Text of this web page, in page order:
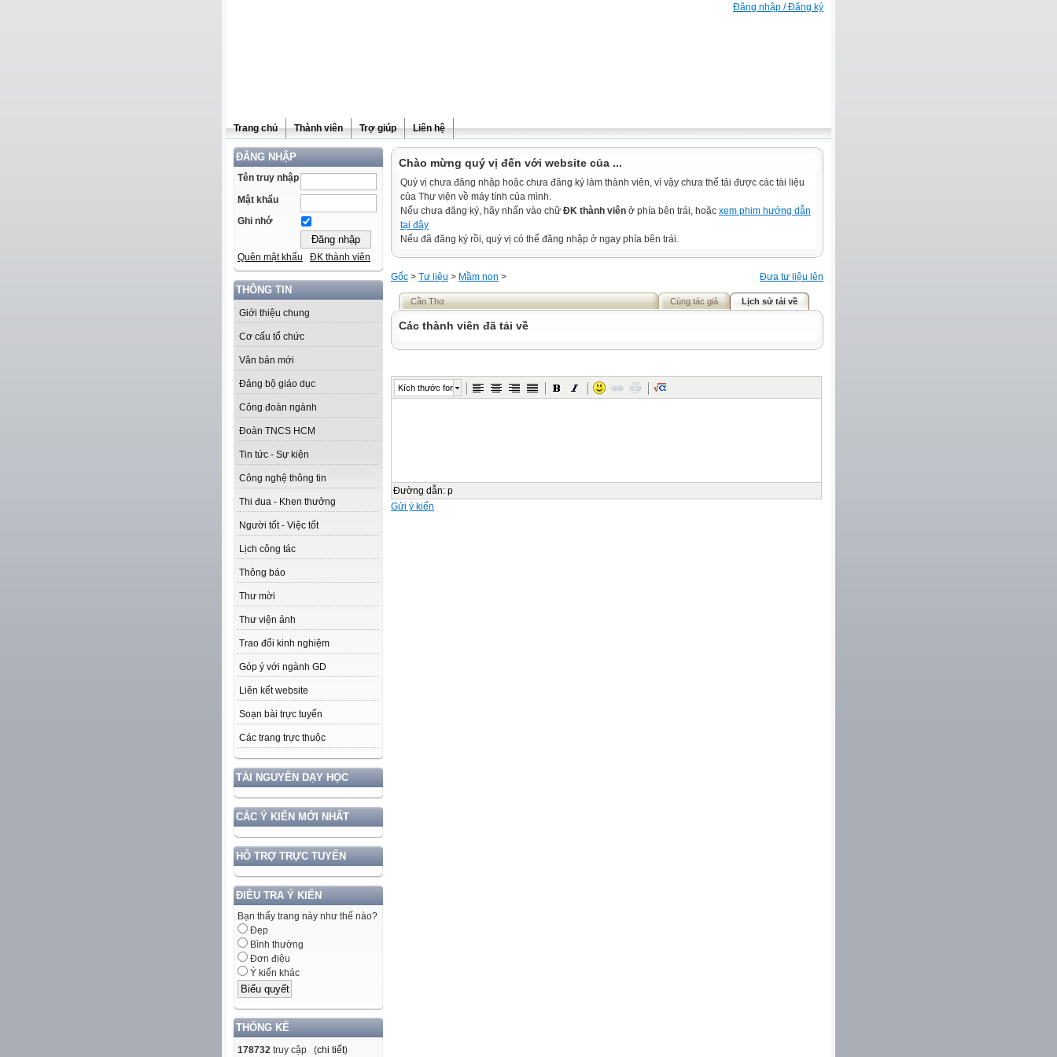
Đăng nhập / Đăng ký
Trang chủ Thành viên Trợ giúp Liên hệ
ĐĂNG NHẬP
Tên truy nhập
Mật khẩu
Ghi nhớ
Quên mật khẩu ĐK thành viên
THÔNG TIN
Giới thiệu chung
Cơ cấu tổ chức
Văn bản mới
Đảng bộ giáo dục
Công đoàn ngành
Đoàn TNCS HCM
Tin tức - Sự kiện
Công nghệ thông tin
Thi đua - Khen thưởng
Người tốt - Việc tốt
Lịch công tác
Thông báo
Thư mời
Thư viện ảnh
Trao đổi kinh nghiệm
Góp ý với ngành GD
Liên kết website
Soạn bài trực tuyến
Các trang trực thuộc
TÀI NGUYÊN DẠY HỌC
CÁC Ý KIẾN MỚI NHẤT
HỖ TRỢ TRỰC TUYẾN
ĐIỀU TRA Ý KIẾN
Bạn thấy trang này như thế nào?
Đẹp
Bình thường
Đơn điệu
Ý kiến khác
THỐNG KÊ
178732 truy cập (chi tiết)
Chào mừng quý vị đến với website của ...
Quý vị chưa đăng nhập hoặc chưa đăng ký làm thành viên, vì vậy chưa thể tải được các tài liệu
của Thư viện về máy tính của mình.
Nếu chưa đăng ký, hãy nhấn vào chữ ĐK thành viên ở phía bên trái, hoặc xem phim hướng dẫn
tại đây
Nếu đã đăng ký rồi, quý vị có thể đăng nhập ở ngay phía bên trái.
Đưa tư liệu lên
Gốc > Tư liệu > Mầm non >
Cần Thơ Cùng tác giả Lịch sử tải về
Các thành viên đã tải về
Kích thước font
Đường dẫn: p
Gửi ý kiến